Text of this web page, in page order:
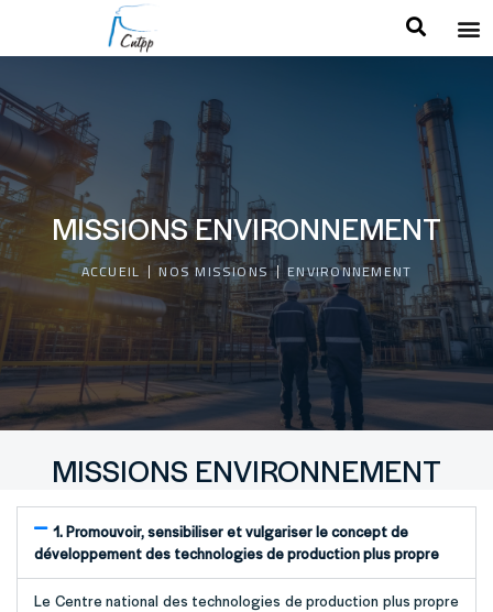
MISSIONS ENVIRONNEMENT
ACCUEIL NOS MISSIONS ENVIRONNEMENT
MISSIONS ENVIRONNEMENT
1. Promouvoir, sensibiliser et vulgariser le concept de
développement des technologies de production plus propre
Le Centre national des technologies de production plus propre